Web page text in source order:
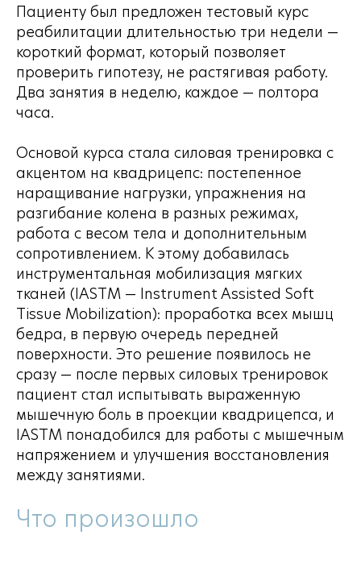
Пациенту был предложен тестовый курс
реабилитации длительностью три недели —
короткий формат, который позволяет
проверить гипотезу, не растягивая работу.
Два занятия в неделю, каждое — полтора
часа.
Основой курса стала силовая тренировка с
акцентом на квадрицепс: постепенное
наращивание нагрузки, упражнения на
разгибание колена в разных режимах,
работа с весом тела и дополнительным
сопротивлением. К этому добавилась
инструментальная мобилизация мягких
тканей (IASTM — Instrument Assisted Soft
Tissue Mobilization): проработка всех мышц
бедра, в первую очередь передней
поверхности. Это решение появилось не
сразу — после первых силовых тренировок
пациент стал испытывать выраженную
мышечную боль в проекции квадрицепса, и
IASTM понадобился для работы с мышечным
напряжением и улучшения восстановления
между занятиями.
Что произошло